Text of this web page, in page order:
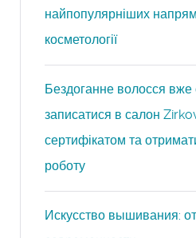
найпопулярніших
косметології
Бездоганне волосся вже
записатися в салон
сертифікатом та
роботу
Искусство вышивания: